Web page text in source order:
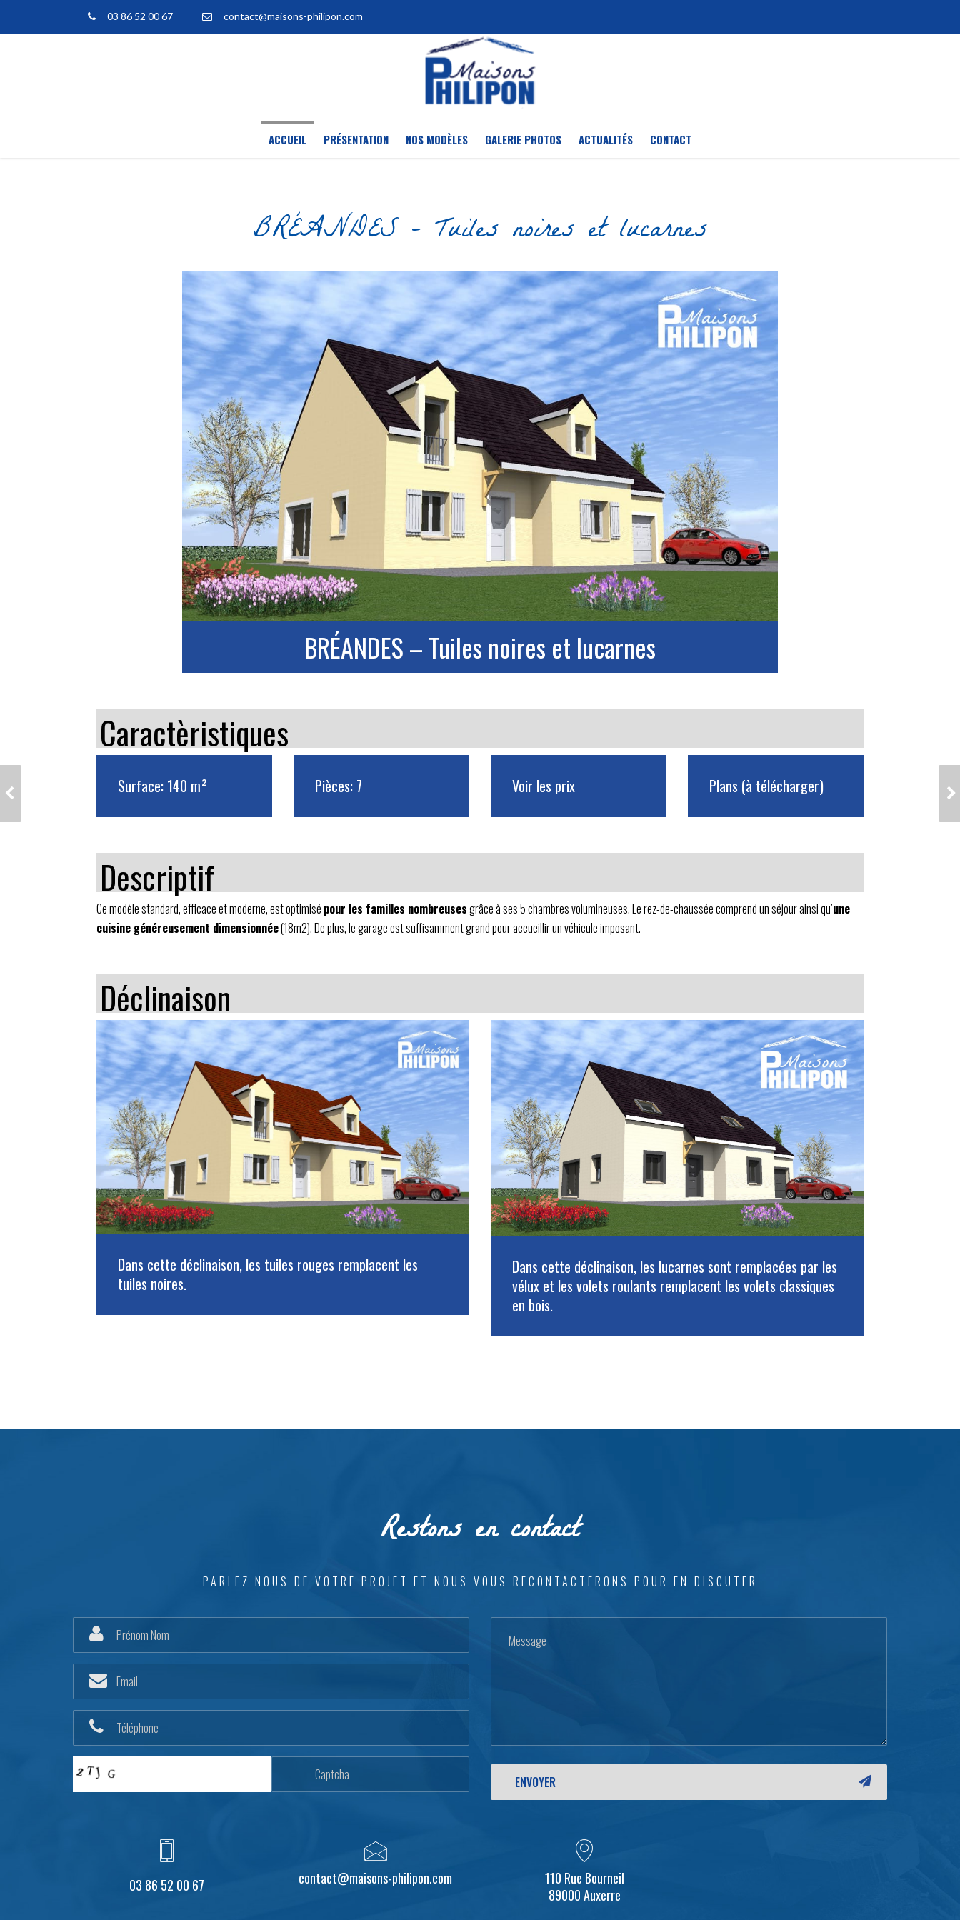
03 86 52 00 67 contact@maisons-philipon.com
ACCUEIL PRÉSENTATION NOS MODÈLES GALERIE PHOTOS ACTUALITÉS CONTACT
BRÉANDES – Tuiles noires et lucarnes
BRÉANDES – Tuiles noires et lucarnes
Caractèristiques
Surface: 140 m² Pièces: 7 Voir les prix Plans (à télécharger)
Descriptif
Ce modèle standard, efficace et moderne, est optimisé pour les familles nombreusesgrâce à ses 5 chambres volumineuses. Le rez-de-chaussée comprend un séjour ainsi qu’une
cuisine généreusement dimensionnée(18m2). De plus, le garage est suffisamment grand pour accueillir un véhicule imposant.
Déclinaison
Dans cette déclinaison, les tuiles rouges remplacent les
tuiles noires.
Dans cette déclinaison, les lucarnes sont remplacées par les
vélux et les volets roulants remplacent les volets classiques
en bois.
BRÉANDES - TUILES
Restons en contact
PARLEZ NOUS DE VOTRE PROJET ET NOUS VOUS RECONTACTERONS POUR EN DISCUTER
03 86 52 00 67 contact@maisons-philipon.com
110 Rue Bourneil
89000 Auxerre